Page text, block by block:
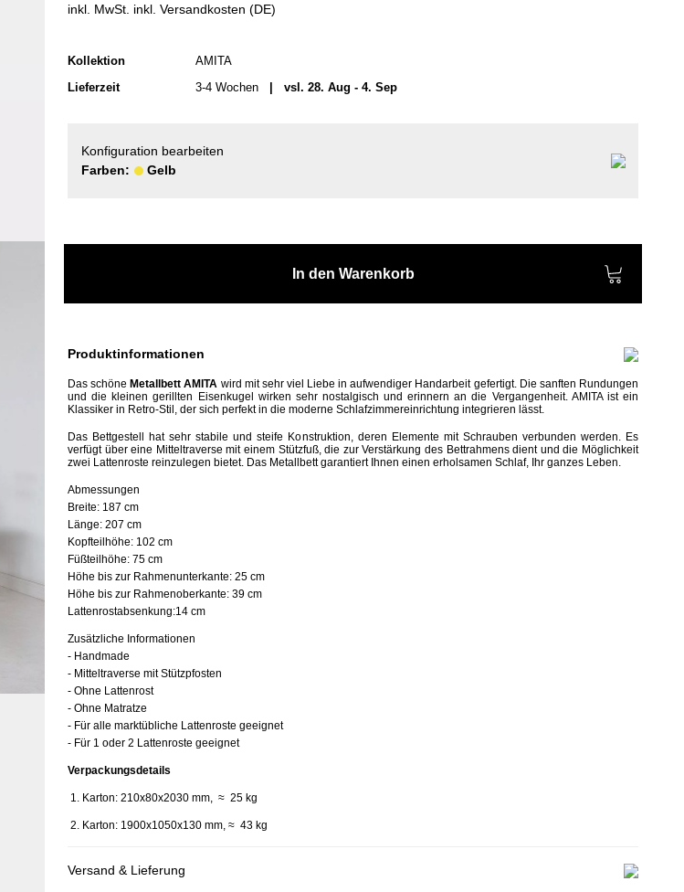
inkl. MwSt. inkl. Versandkosten (DE)
Kollektion
AMITA
Lieferzeit
3-4 Wochen | vsl. 28. Aug - 4. Sep
Konfiguration bearbeiten
Farben:
Gelb
In den Warenkorb
Produktinformationen
Das schöne Metallbett AMITA wird mit sehr viel Liebe in aufwendiger Handarbeit gefertigt. Die sanften Rundungen
und die kleinen gerillten Eisenkugel wirken sehr nostalgisch und erinnern an die Vergangenheit. AMITA ist ein
Klassiker in Retro-Stil, der sich perfektin die moderne Schlafzimmereinrichtung integrieren lässt.
Das Bettgestell hat sehr stabile und steife Konstruktion, deren Elemente mit Schrauben verbunden werden. Es
verfügt über eine Mitteltraverse mit einem Stützfuß, die zur Verstärkung des Bettrahmens dient und die Möglichkeit
zwei Lattenroste reinzulegen bietet. Das Metallbettgarantiert Ihnen einen erholsamen Schlaf, Ihr ganzes Leben.
Abmessungen
Breite: 187 cm
Länge: 207 cm
Kopfteilhöhe: 102 cm
Füßteilhöhe: 75 cm
Höhe bis zur Rahmenunterkante: 25 cm
Höhe bis zur Rahmenoberkante: 39 cm
Lattenrostabsenkung:14 cm
Zusätzliche Informationen
- Handmade
- Mitteltraverse mit Stützpfosten
- Ohne Lattenrost
- Ohne Matratze
- Für alle marktübliche Lattenroste geeignet
- Für 1 oder 2 Lattenroste geeignet
Verpackungsdetails
1. Karton: 210x80x2030 mm, ≈ 25 kg
2. Karton: 1900x1050x130 mm, ≈ 43 kg
Versand & Lieferung